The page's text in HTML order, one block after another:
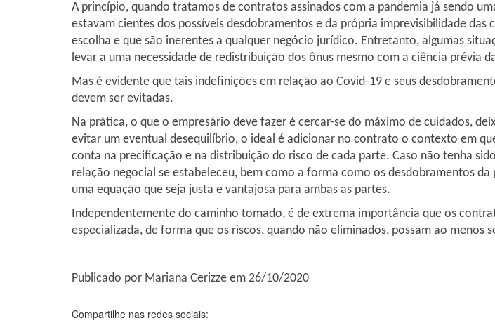
A princípio, quando tratamos de contratos assinados com a pandemia já sendo
estavam cientes dos possíveis desdobramentos e da própria imprevisibilidade das
escolha e que são inerentes a qualquer negócio jurídico. Entretanto, algumas
levar a uma necessidade de redistribuição dos ônus mesmo com a ciência prévia
Mas é evidente que tais indefinições em relação ao Covid-19 e seus
devem ser evitadas.
Na prática, o que o empresário deve fazer é cercar-se do máximo de cuidados,
evitar um eventual desequilíbrio, o ideal é adicionar no contrato o contexto em
conta na precificação e na distribuição do risco de cada parte. Caso não tenha
relação negocial se estabeleceu, bem como a forma como os desdobramentos
uma equação que seja justa e vantajosa para ambas as partes.
Independentemente do caminho tomado, é de extrema importância que os
especializada, de forma que os riscos, quando não eliminados, possam ao menos
Publicado por Mariana Cerizze em 26/10/2020
Compartilhe nas redes sociais: